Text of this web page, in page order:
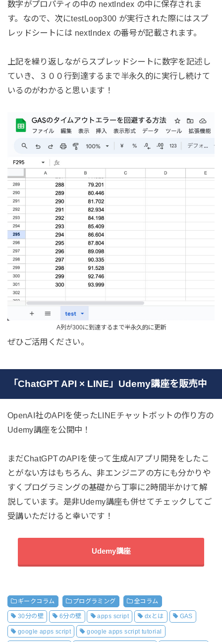
数字がプロパティの中の nextIndex の中に保存されま
す。なので、次にtestLoop300 が実行された際にはスプ
レッドシートには nextIndex の番号が記載されます。
上記を繰り返しながらスプレッドシートに数字を記述し
ていき、３００行到達するまで半永久的に実行し続けて
いるのがわかると思います！
A列が300に到達するまで半永久的に更新
ぜひご活用ください。
「ChatGPT API × LINE」Udemy講座を販売中
OpenAI社のAPIを使ったLINEチャットボットの作り方の
Udemy講座を公開中！
まだChatGPTのAPIを使って生成AIアプリ開発をしたこ
とがない方はもちろん、非エンジニアの方にも分かりや
すくプログラミングの基礎から丁寧に2時間半かけて解
説しています。是非Udemy講座も併せてチェックしてご
受講いただけると幸いです！
Udemy講座
ギークコラム プログラミング 全コラム
30分の壁 6分の壁 apps script dxとは GAS
google apps script google apps script tutorial